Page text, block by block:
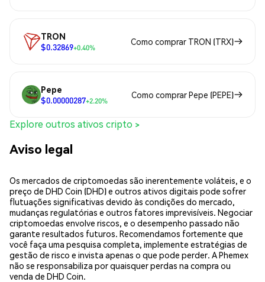
TRON
$0.32869+0.40%
Como comprar TRON (TRX)
Pepe
$0.00000287+2.20%
Como comprar Pepe (PEPE)
Explore outros ativos cripto >
Aviso legal
Os mercados de criptomoedas são inerentemente voláteis, e o
preço de DHD Coin (DHD) e outros ativos digitais pode sofrer
flutuações significativas devido às condições do mercado,
mudanças regulatórias e outros fatores imprevisíveis. Negociar
criptomoedas envolve riscos, e o desempenho passado não
garante resultados futuros. Recomendamos fortemente que
você faça uma pesquisa completa, implemente estratégias de
gestão de risco e invista apenas o que pode perder. A Phemex
não se responsabiliza por quaisquer perdas na compra ou
venda de DHD Coin.